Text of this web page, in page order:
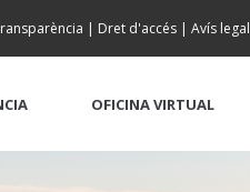
| Dret d'accés | Avís legal
OFICINA VIRTUAL